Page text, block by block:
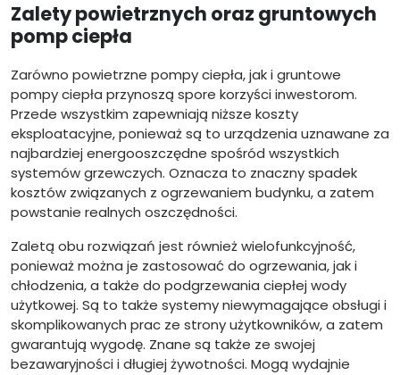
Zalety powietrznych oraz gruntowych
pomp ciepła
Zarówno powietrzne pompy ciepła, jak i gruntowe
pompy ciepła przynoszą spore korzyści inwestorom.
Przede wszystkim zapewniają niższe koszty
eksploatacyjne, ponieważ są to urządzenia uznawane za
najbardziej energooszczędne spośród wszystkich
systemów grzewczych. Oznacza to znaczny spadek
kosztów związanych z ogrzewaniem budynku, a zatem
powstanie realnych oszczędności.
Zaletą obu rozwiązań jest również wielofunkcyjność,
ponieważ można je zastosować do ogrzewania, jak i
chłodzenia, a także do podgrzewania ciepłej wody
użytkowej. Są to także systemy niewymagające obsługi i
skomplikowanych prac ze strony użytkowników, a zatem
gwarantują wygodę. Znane są także ze swojej
bezawaryjności i długiej żywotności. Mogą wydajnie